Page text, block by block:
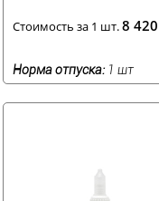
Стоимость за 1 шт.8 420
Норма отпуска: 1 шт